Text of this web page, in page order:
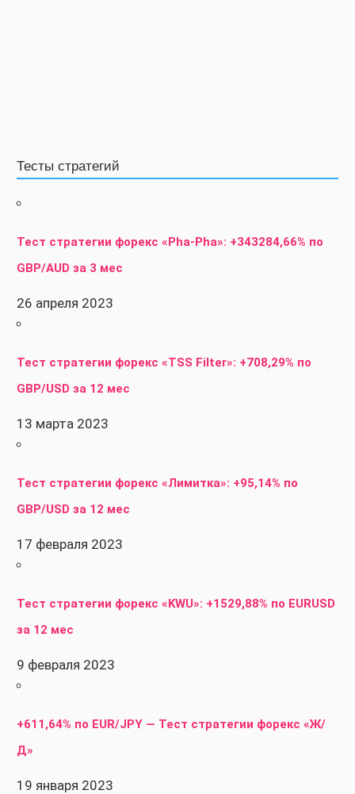
Тесты стратегий
Тест стратегии форекс «Pha-Pha»: +343284,66% по
GBP/AUD за 3 мес
26 апреля 2023
Тест стратегии форекс «TSS Filter»: +708,29% по
GBP/USD за 12 мес
13 марта 2023
Тест стратегии форекс «Лимитка»: +95,14% по
GBP/USD за 12 мес
17 февраля 2023
Тест стратегии форекс «KWU»: +1529,88% по EURUSD
за 12 мес
9 февраля 2023
+611,64% по EUR/JPY — Тест стратегии форекс «Ж/
Д»
19 января 2023